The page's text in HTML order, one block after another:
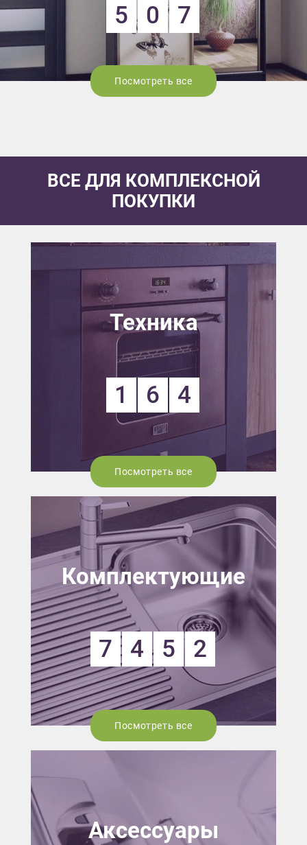
5 0 7
Посмотреть все
ВСЕ ДЛЯ КОМПЛЕКСНОЙ
ПОКУПКИ
Техника
1 6 4
Посмотреть все
Комплектующие
7 4 5 2
Посмотреть все
Аксессуары